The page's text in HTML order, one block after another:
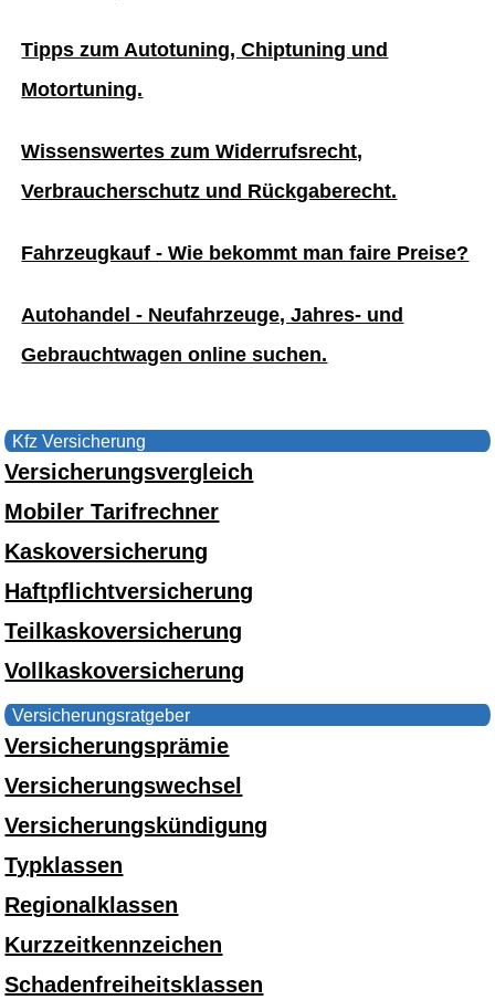
Tipps zum Autotuning, Chiptuning und
Motortuning.
Wissenswertes zum Widerrufsrecht,
Verbraucherschutz und Rückgaberecht.
Fahrzeugkauf - Wie bekommt man faire Preise?
Autohandel - Neufahrzeuge, Jahres- und
Gebrauchtwagen online suchen.
Kfz Versicherung
Versicherungsvergleich
Mobiler Tarifrechner
Kaskoversicherung
Haftpflichtversicherung
Teilkaskoversicherung
Vollkaskoversicherung
Versicherungsratgeber
Versicherungsprämie
Versicherungswechsel
Versicherungskündigung
Typklassen
Regionalklassen
Kurzzeitkennzeichen
Schadenfreiheitsklassen